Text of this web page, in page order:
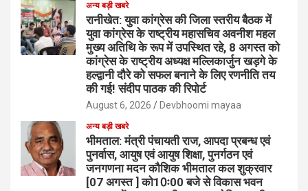
अन्य बड़ी खबरे
रानीखेत: युवा कांग्रेस की जिला स्तरीय बैठक में
युवा कांग्रेस के राष्ट्रीय महासचिव अवनीश महल
मुख्य अतिथि के रूप में उपस्थित रहे, 8 अगस्त को
कांग्रेस के राष्ट्रीय अध्यक्ष मल्लिकार्जुन खड़गे के
हल्द्वानी दौरे को सफल बनाने के लिए रणनीति तय
की गई! संदीप पाठक की रिपोर्ट
August 6, 2026 Devbhoomi mayaa
अन्य बड़ी खबरे
भीमताल: मंत्री पंचायती राज, आपदा प्रबन्ध एवं
पुनर्वास, आयुष एवं आयुष शिक्षा, पुनर्गठन एवं
जनगणना मदन कौशिक भीमताल कल शुक्रवार
[07 अगस्त ] को10ः00 बजे से विकास भवन